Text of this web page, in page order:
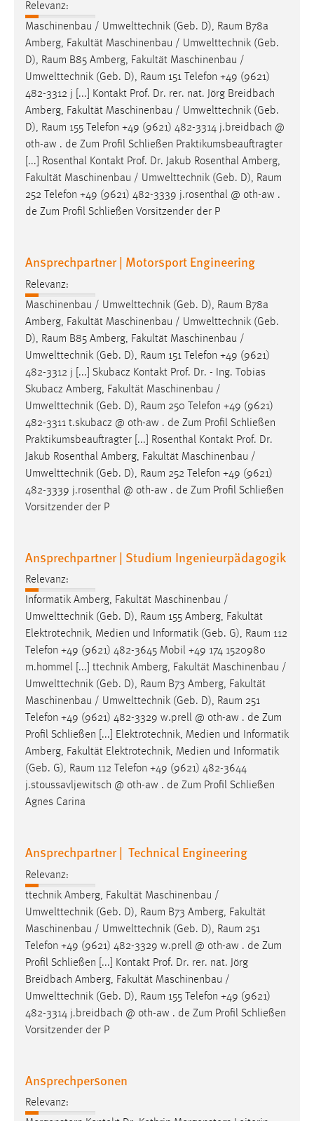
Relevanz:
Maschinenbau / Umwelttechnik (Geb. D), Raum B78a
Amberg, Fakultät Maschinenbau / Umwelttechnik (Geb.
D), Raum B85 Amberg, Fakultät Maschinenbau /
Umwelttechnik (Geb. D), Raum 151 Telefon +49 (9621)
482-3312 j [...] Kontakt Prof. Dr. rer. nat. Jörg Breidbach
Amberg, Fakultät Maschinenbau / Umwelttechnik (Geb.
D), Raum 155 Telefon +49 (9621) 482-3314 j.breidbach @
oth-aw . de Zum Profil Schließen Praktikumsbeauftragter
[...] Rosenthal Kontakt Prof. Dr. Jakub Rosenthal Amberg,
Fakultät Maschinenbau / Umwelttechnik (Geb. D), Raum
252 Telefon +49 (9621) 482-3339 j.rosenthal @ oth-aw .
de Zum Profil Schließen Vorsitzender der P
Ansprechpartner | Motorsport Engineering
Relevanz:
Maschinenbau / Umwelttechnik (Geb. D), Raum B78a
Amberg, Fakultät Maschinenbau / Umwelttechnik (Geb.
D), Raum B85 Amberg, Fakultät Maschinenbau /
Umwelttechnik (Geb. D), Raum 151 Telefon +49 (9621)
482-3312 j [...] Skubacz Kontakt Prof. Dr. - Ing. Tobias
Skubacz Amberg, Fakultät Maschinenbau /
Umwelttechnik (Geb. D), Raum 250 Telefon +49 (9621)
482-3311 t.skubacz @ oth-aw . de Zum Profil Schließen
Praktikumsbeauftragter [...] Rosenthal Kontakt Prof. Dr.
Jakub Rosenthal Amberg, Fakultät Maschinenbau /
Umwelttechnik (Geb. D), Raum 252 Telefon +49 (9621)
482-3339 j.rosenthal @ oth-aw . de Zum Profil Schließen
Vorsitzender der P
Ansprechpartner | Studium Ingenieurpädagogik
Relevanz:
Informatik Amberg, Fakultät Maschinenbau /
Umwelttechnik (Geb. D), Raum 155 Amberg, Fakultät
Elektrotechnik, Medien und Informatik (Geb. G), Raum 112
Telefon +49 (9621) 482-3645 Mobil +49 174 1520980
m.hommel [...] ttechnik Amberg, Fakultät Maschinenbau /
Umwelttechnik (Geb. D), Raum B73 Amberg, Fakultät
Maschinenbau / Umwelttechnik (Geb. D), Raum 251
Telefon +49 (9621) 482-3329 w.prell @ oth-aw . de Zum
Profil Schließen [...] Elektrotechnik, Medien und Informatik
Amberg, Fakultät Elektrotechnik, Medien und Informatik
(Geb. G), Raum 112 Telefon +49 (9621) 482-3644
j.stoussavljewitsch @ oth-aw . de Zum Profil Schließen
Agnes Carina
Ansprechpartner | Technical Engineering
Relevanz:
ttechnik Amberg, Fakultät Maschinenbau /
Umwelttechnik (Geb. D), Raum B73 Amberg, Fakultät
Maschinenbau / Umwelttechnik (Geb. D), Raum 251
Telefon +49 (9621) 482-3329 w.prell @ oth-aw . de Zum
Profil Schließen [...] Kontakt Prof. Dr. rer. nat. Jörg
Breidbach Amberg, Fakultät Maschinenbau /
Umwelttechnik (Geb. D), Raum 155 Telefon +49 (9621)
482-3314 j.breidbach @ oth-aw . de Zum Profil Schließen
Vorsitzender der P
Ansprechpersonen
Relevanz: